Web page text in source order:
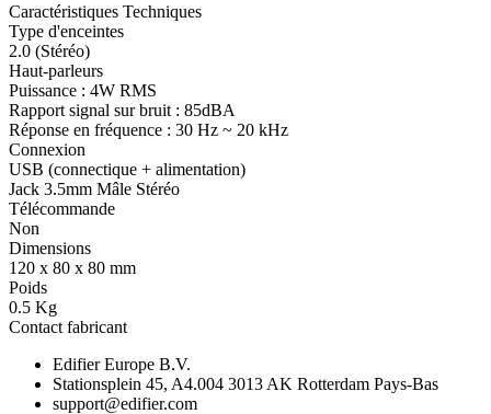
Caractéristiques Techniques
Type d'enceintes
2.0 (Stéréo)
Haut-parleurs
Puissance : 4W RMS
Rapport signal sur bruit : 85dBA
Réponse en fréquence : 30 Hz ~ 20 kHz
Connexion
USB (connectique + alimentation)
Jack 3.5mm Mâle Stéréo
Télécommande
Non
Dimensions
120 x 80 x 80 mm
Poids
0.5 Kg
Contact fabricant
Edifier Europe B.V.
Stationsplein 45, A4.004 3013 AK Rotterdam Pays-Bas
support@edifier.com